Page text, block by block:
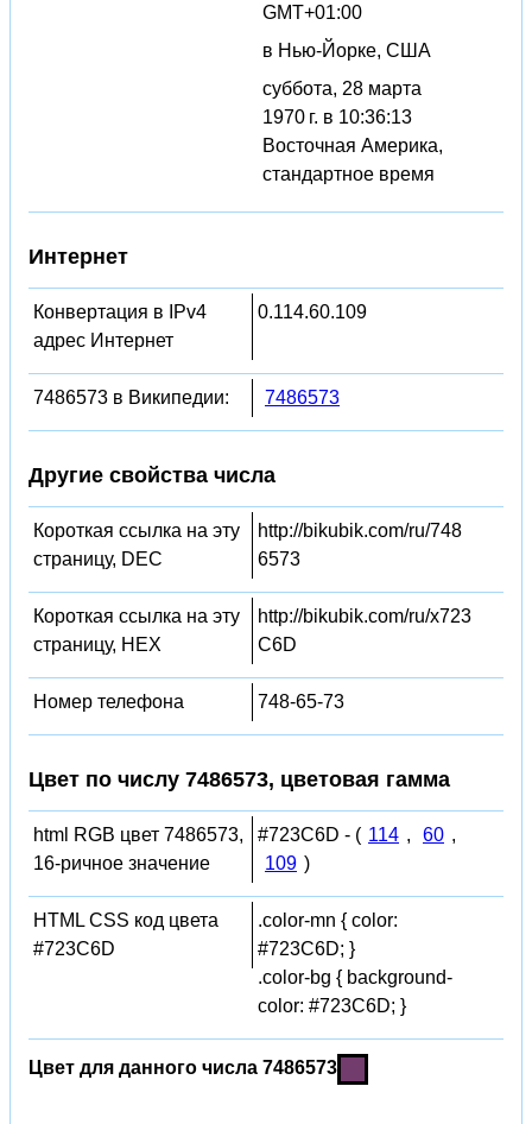
GMT+01:00
в Нью-Йорке, США
суббота, 28 марта
1970 г. в 10:36:13
Восточная Америка,
стандартное время
Интернет
Конвертация в IPv4
адрес Интернет
0.114.60.109
7486573 в Википедии: 7486573
Другие свойства числа
Короткая ссылка на эту
страницу, DEC
http://bikubik.com/ru/748
6573
Короткая ссылка на эту
страницу, HEX
http://bikubik.com/ru/x723
C6D
Номер телефона 748-65-73
Цвет по числу 7486573, цветовая гамма
html RGB цвет 7486573,
16-ричное значение
#723C6D - ( 114 , 60 ,
109 )
HTML CSS код цвета
#723C6D
.color-mn { color:
#723C6D; }
.color-bg { background-
color: #723C6D; }
Цвет для данного числа 7486573